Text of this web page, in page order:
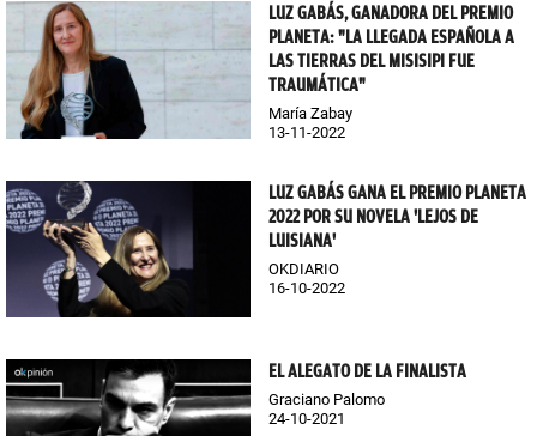
LUZ GABÁS, GANADORA DEL PREMIO
PLANETA: "LA LLEGADA ESPAÑOLA A
LAS TIERRAS DEL MISISIPI FUE
TRAUMÁTICA"
María Zabay
13-11-2022
LUZ GABÁS GANA EL PREMIO PLANETA
2022 POR SU NOVELA 'LEJOS DE
LUISIANA'
OKDIARIO
16-10-2022
EL ALEGATO DE LA FINALISTA
Graciano Palomo
24-10-2021